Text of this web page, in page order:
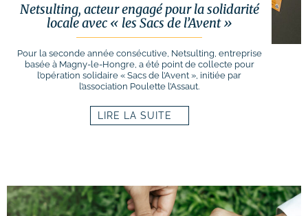
Netsulting, acteur engagé pour la solidarité
locale avec « les Sacs de l’Avent »
Pour la seconde année consécutive, Netsulting, entreprise
basée à Magny-le-Hongre, a été point de collecte pour
l’opération solidaire « Sacs de l’Avent », initiée par
l’association Poulette l’Assaut.
LIRE LA SUITE